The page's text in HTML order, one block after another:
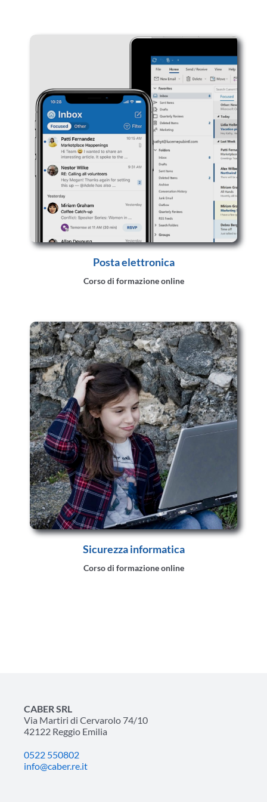
Posta elettronica
Corso di formazione online
Sicurezza informatica
Corso di formazione online
CABER SRL
Via Martiri di Cervarolo 74/10
42122 Reggio Emilia
0522 550802
info@caber.re.it